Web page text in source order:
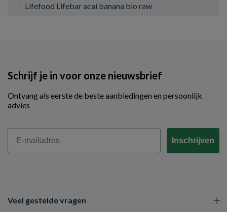
Lifefood Lifebar acai banana bio raw
Schrijf je in voor onze nieuwsbrief
Ontvang als eerste de beste aanbiedingen en persoonlijk
advies
Email
Inschrijven
Veel gestelde vragen